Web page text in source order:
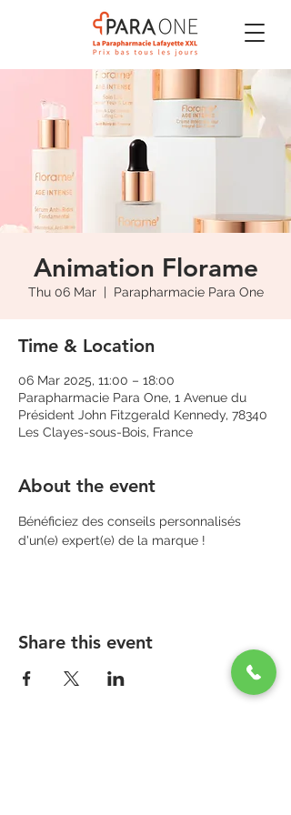
Animation Florame
Thu 06 Mar
  |
Parapharmacie Para One
Time & Location
06 Mar 2025, 11:00 – 18:00
Parapharmacie Para One, 1 Avenue du
Président John Fitzgerald Kennedy, 78340
Les Clayes-sous-Bois, France
About the event
Bénéficiez des conseils personnalisés
d'un(e) expert(e) de la marque !
Share this event